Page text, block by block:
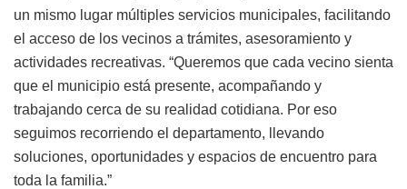
un mismo lugar múltiples servicios municipales, facilitando
el acceso de los vecinos a trámites, asesoramiento y
actividades recreativas. “Queremos que cada vecino sienta
que el municipio está presente, acompañando y
trabajando cerca de su realidad cotidiana. Por eso
seguimos recorriendo el departamento, llevando
soluciones, oportunidades y espacios de encuentro para
toda la familia.”